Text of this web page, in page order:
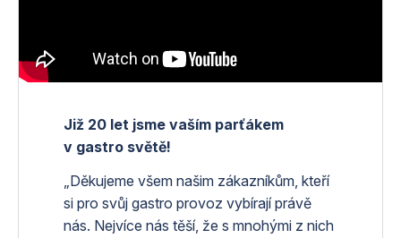
Již 20 let jsme vaším parťákem
v gastro světě!
„Děkujeme všem našim zákazníkům, kteří
si pro svůj gastro provoz vybírají právě
nás. Nejvíce nás těší, že s mnohými z nich